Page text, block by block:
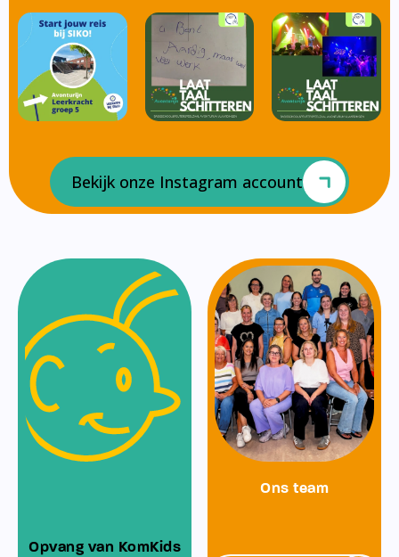
Bekijk onze Instagram account
Opvang van KomKids
Ons team